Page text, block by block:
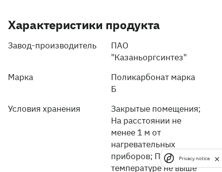
Характеристики продукта
Завод-производитель
ПАО
"Казаньоргсинтез"
Марка
Поликарбонат марка
Б
Условия хранения
Закрытые помещения;
На расстоянии не
менее 1 м от
нагревательных
приборов; При
температуре не выше
Privacy notice